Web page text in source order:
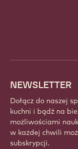
NEWSLETTER
Dołącz do naszej
kuchni i bądź na
możliwościami
w każdej chwili
subskrypcji.